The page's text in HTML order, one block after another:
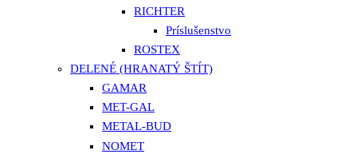
RICHTER
Príslušenstvo
ROSTEX
DELENÉ (HRANATÝ ŠTÍT)
GAMAR
MET-GAL
METAL-BUD
NOMET